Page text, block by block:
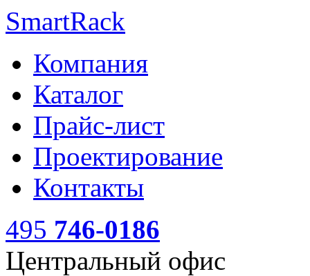
SmartRack
Компания
Каталог
Прайс-лист
Проектирование
Контакты
495 746-0186
Центральный офис